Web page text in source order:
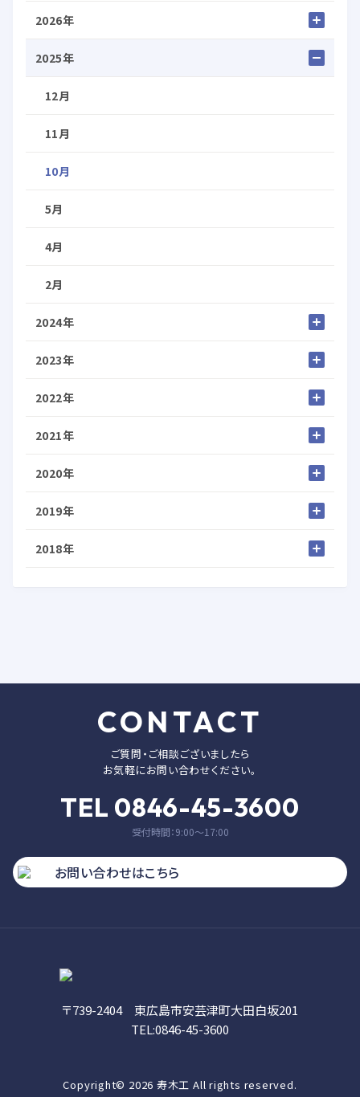
2026年
2025年
12月
11月
10月
5月
4月
2月
2024年
2023年
2022年
2021年
2020年
2019年
2018年
CONTACT
ご質問・ご相談ございましたら
お気軽にお問い合わせください。
TEL 0846-45-3600
受付時間：9:00〜17:00
お問い合わせはこちら
〒739-2404 東広島市安芸津町大田白坂201
TEL:0846-45-3600
Copyright© 2026 寿木工 All rights reserved.